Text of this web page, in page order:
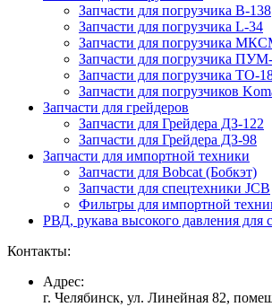
Запчасти для погрузчика B-138
Запчасти для погрузчика L-34
Запчасти для погрузчика
Запчасти для погрузчика
Запчасти для погрузчика ТО-
Запчасти для погрузчиков
Запчасти для грейдеров
Запчасти для Грейдера ДЗ-122
Запчасти для Грейдера ДЗ-98
Запчасти для импортной техники
Запчасти для Bobcat (Бобкэт)
Запчасти для спецтехники JCB
Фильтры для импортной
РВД, рукава высокого давления для
Контакты:
Адрес:
г. Челябинск, ул. Линейная 82,